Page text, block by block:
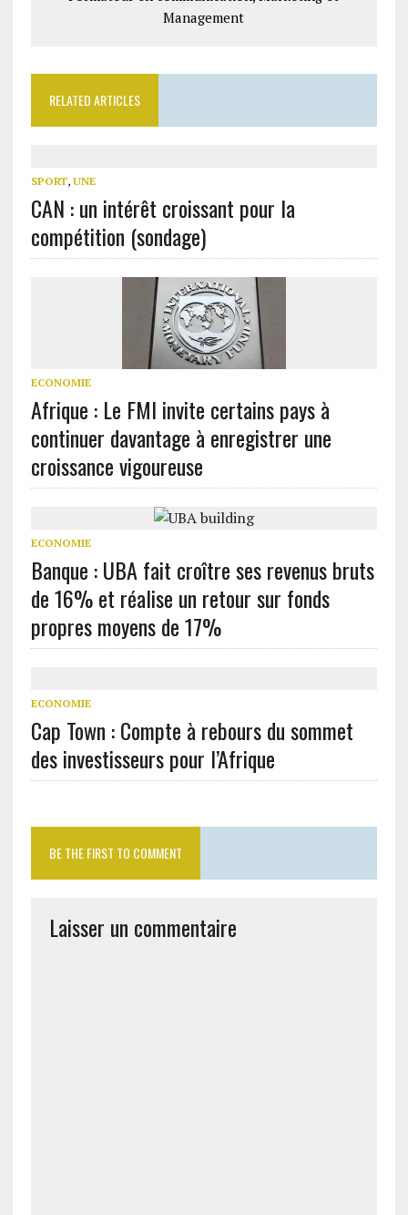
Management
RELATED ARTICLES
SPORT, UNE
CAN : un intérêt croissant pour la
compétition (sondage)
ECONOMIE
Afrique : Le FMI invite certains pays à
continuer davantage à enregistrer une
croissance vigoureuse
ECONOMIE
Banque : UBA fait croître ses revenus bruts
de 16% et réalise un retour sur fonds
propres moyens de 17%
ECONOMIE
Cap Town : Compte à rebours du sommet
des investisseurs pour l’Afrique
BE THE FIRST TO COMMENT
Laisser un commentaire